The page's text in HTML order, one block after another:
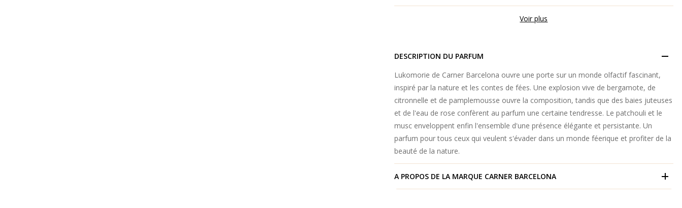
Voir plus
DESCRIPTION DU PARFUM
Lukomorie de Carner Barcelona ouvre une porte sur un monde olfactif fascinant,
inspiré par la nature et les contes de fées. Une explosion vive de bergamote, de
citronnelle et de pamplemousse ouvre la composition, tandis que des baies juteuses
et de l'eau de rose confèrent au parfum une certaine tendresse. Le patchouli et le
musc enveloppent enfin l'ensemble d'une présence élégante et persistante. Un
parfum pour tous ceux qui veulent s'évader dans un monde féerique et profiter de la
beauté de la nature.
A PROPOS DE LA MARQUE CARNER BARCELONA